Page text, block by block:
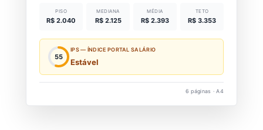
PISO
R$ 2.040
MEDIANA
R$ 2.125
MÉDIA
R$ 2.393
TETO
R$ 3.353
55
IPS — ÍNDICE PORTAL SALÁRIO
Estável
6 páginas · A4